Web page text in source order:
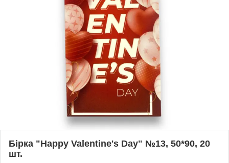
Бірка "Happy Valentine's Day" №13, 50*90, 20
шт.